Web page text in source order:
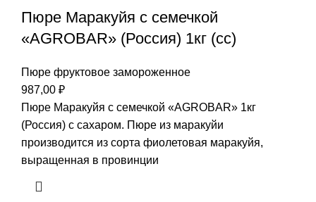
Пюре Маракуйя с семечкой
«AGROBAR» (Россия) 1кг (сс)
Пюре фруктовое замороженное
987,00 ₽
Пюре Маракуйя с семечкой «AGROBAR» 1кг
(Россия) с сахаром. Пюре из маракуйи
производится из сорта фиолетовая маракуйя,
выращенная в провинции